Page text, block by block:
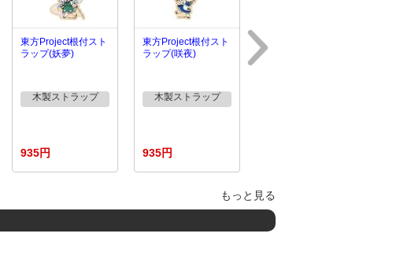
東方Project根付スト
ラップ(妖夢)
木製ストラップ
935円
東方Project根付スト
ラップ(咲夜)
木製ストラップ
935円
もっと見る